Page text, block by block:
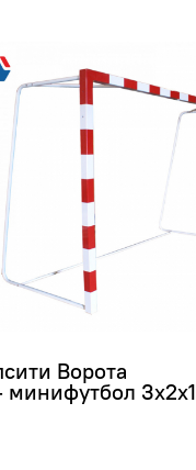
Ворота
минифутбол 3х2х1